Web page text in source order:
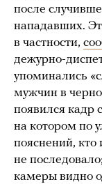
после
нападавших.
в частности,
дежурно-
упоминались
мужчин в
появился кадр
на котором по
пояснений,
не
камеры видно